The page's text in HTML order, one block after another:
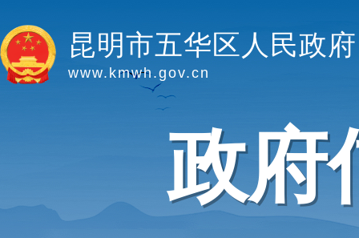
昆明市五华区人民政府
www.kmwh.gov.cn
政府